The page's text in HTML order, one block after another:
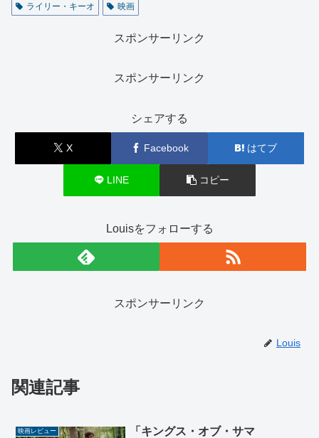
ライリー・キーオ
映画
スポンサーリンク
スポンサーリンク
シェアする
X Facebook はてブ
LINE コピー
Louisをフォローする
スポンサーリンク
Louis
関連記事
映画レビュー
「キングス・オブ・サマ